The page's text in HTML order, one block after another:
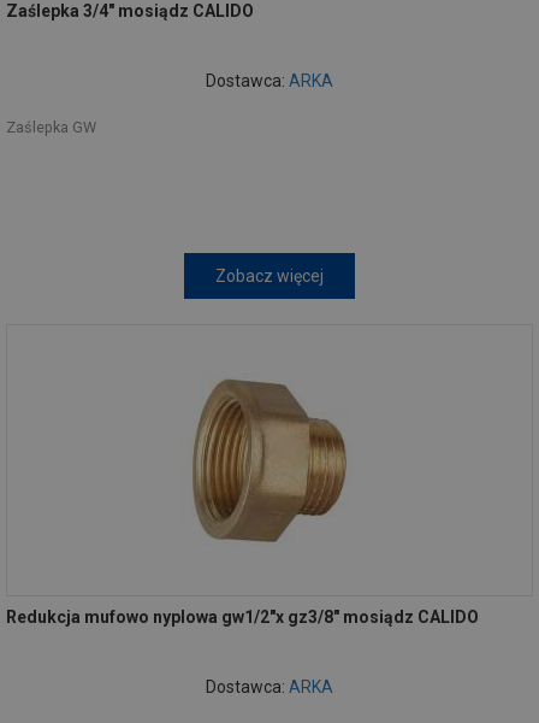
Zaślepka 3/4" mosiądz CALIDO
Dostawca: ARKA
Zaślepka GW
Zobacz więcej
Redukcja mufowo nyplowa gw1/2"x gz3/8" mosiądz CALIDO
Dostawca: ARKA